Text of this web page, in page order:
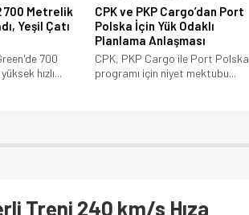
700 Metrelik
Yeşil Çatı
700
hızlı...
CPK ve PKP Cargo’dan Port
Polska İçin Yük Odaklı
Planlama Anlaşması
CPK, PKP Cargo ile Port Polska
programı için niyet mektubu...
Treni 240 km/s Hıza